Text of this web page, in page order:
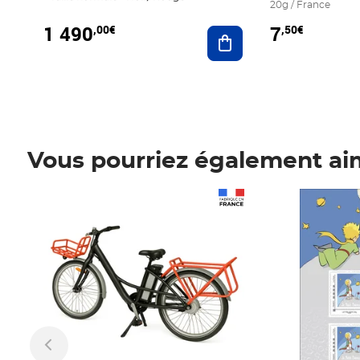
1 490,00€ Ajouter au panier
20g / France
7,50€
Vous pourriez également
Prix 7,50€